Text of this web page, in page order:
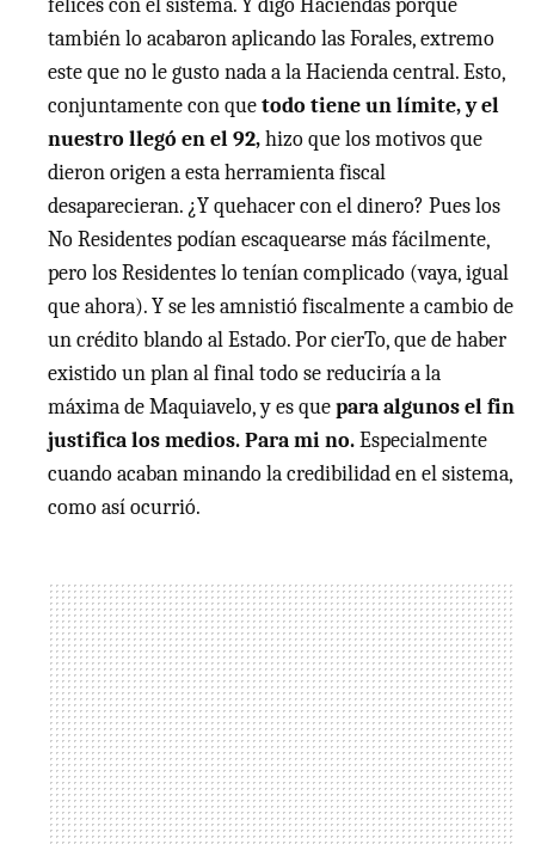
felices con el sistema. Y digo Haciendas porque
también lo acabaron aplicando las Forales, extremo
este que no le gusto nada a la Hacienda central. Esto,
conjuntamente con quetodo tiene un límite, y el
nuestro llegó en el 92,hizo que los motivos que
dieron origen a esta herramienta fiscal
desaparecieran. ¿Y quehacer con el dinero? Pues los
No Residentes podían escaquearse más fácilmente,
pero los Residentes lo tenían complicado (vaya, igual
que ahora). Y se les amnistió fiscalmente a cambio de
un crédito blando al Estado. Por cierTo, que de haber
existido un plan al final todo se reduciría a la
máxima de Maquiavelo, y es quepara algunos el fin
justifica los medios. Para mi no.Especialmente
cuando acaban minando la credibilidad en el sistema,
como así ocurrió.